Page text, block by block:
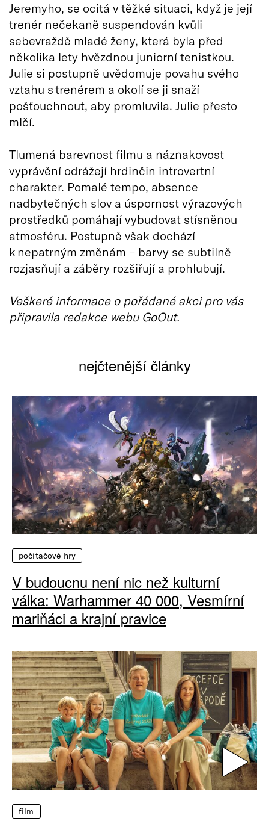
Jeremyho, se ocitá v těžké situaci, když je její
trenér nečekaně suspendován kvůli
sebevraždě mladé ženy, která byla před
několika lety hvězdnou juniorní tenistkou.
Julie si postupně uvědomuje povahu svého
vztahu s trenérem a okolí se ji snaží
pošťouchnout, aby promluvila. Julie přesto
mlčí.
Tlumená barevnost filmu a náznakovost
vyprávění odrážejí hrdinčin introvertní
charakter. Pomalé tempo, absence
nadbytečných slov a úspornost výrazových
prostředků pomáhají vybudovat stísněnou
atmosféru. Postupně však dochází
k nepatrným změnám – barvy se subtilně
rozjasňují a záběry rozšiřují a prohlubují.
Veškeré informace o pořádané akci pro vás
připravila redakce webu GoOut.
nejčtenější články
počítačové hry
V budoucnu není nic než kulturní
válka: Warhammer 40 000, Vesmírní
mariňáci a krajní pravice
film